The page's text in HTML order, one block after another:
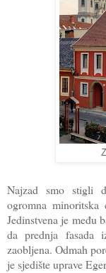
Najzad smo stigli
ogromna minoritska
Jedinstvena je među
da prednja fasada
zaobljena. Odmah
je sjedište uprave